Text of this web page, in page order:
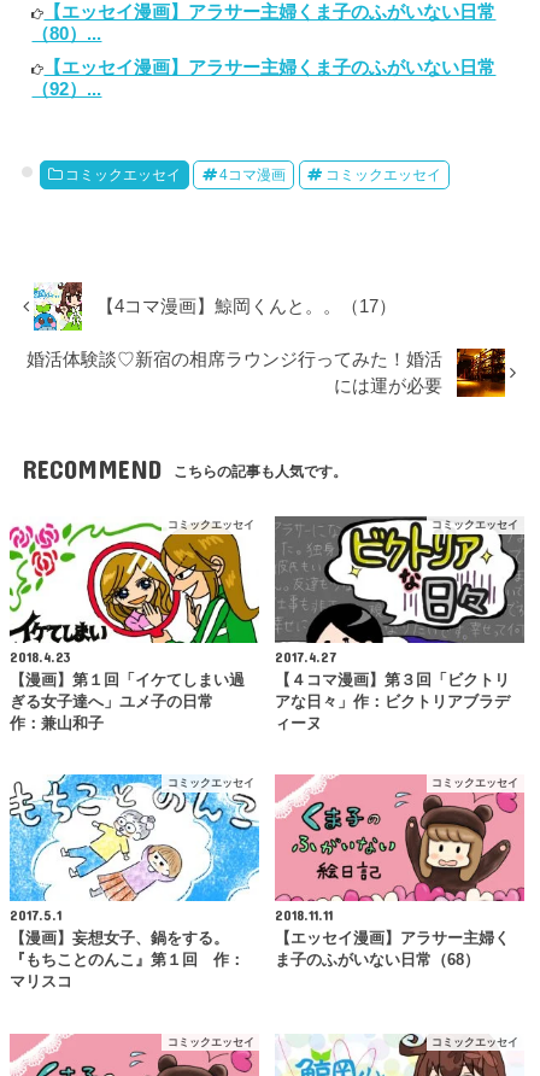
【エッセイ漫画】アラサー主婦くま子のふがいない日常
（80）...
【エッセイ漫画】アラサー主婦くま子のふがいない日常
（92）...
コミックエッセイ 4コマ漫画 コミックエッセイ
【4コマ漫画】鯨岡くんと。。（17）
婚活体験談♡新宿の相席ラウンジ行ってみた！婚活
には運が必要
RECOMMEND こちらの記事も人気です。
コミックエッセイ
2018.4.23
【漫画】第１回「イケてしまい過
ぎる女子達へ」ユメ子の日常
作：兼山和子
コミックエッセイ
2017.4.27
【４コマ漫画】第３回「ビクトリ
アな日々」作：ビクトリアブラデ
ィーヌ
コミックエッセイ
2017.5.1
【漫画】妄想女子、鍋をする。
『もちことのんこ』第１回 作：
マリスコ
コミックエッセイ
2018.11.11
【エッセイ漫画】アラサー主婦く
ま子のふがいない日常（68）
コミックエッセイ コミックエッセイ